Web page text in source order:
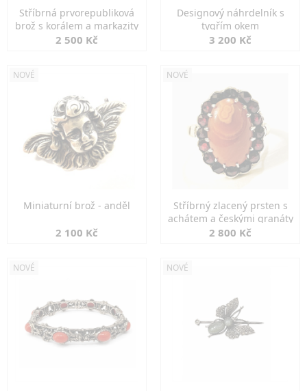
Stříbrná prvorepubliková
brož s korálem a markazity
2 500 Kč
Designový náhrdelník s
tygřím okem
3 200 Kč
NOVÉ
Miniaturní brož - anděl
2 100 Kč
NOVÉ
Stříbrný zlacený prsten s
achátem a českými granáty
2 800 Kč
NOVÉ NOVÉ